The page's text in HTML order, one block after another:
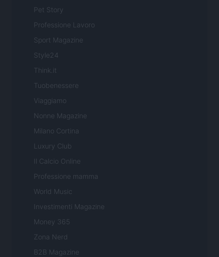
Pet Story
Professione Lavoro
Sport Magazine
Style24
Think.it
Tuobenessere
Viaggiamo
Nonne Magazine
Milano Cortina
Luxury Club
Il Calcio Online
Professione mamma
World Music
Investimenti Magazine
Money 365
Zona Nerd
B2B Magazine